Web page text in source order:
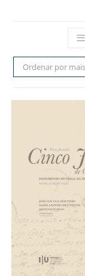
Ordenar por